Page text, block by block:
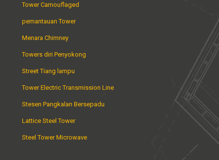
Tower Camouflaged
pemantauan Tower
Menara Chimney
Towers diri Penyokong
Street Tiang lampu
Tower Electric Transmission Line
Stesen Pangkalan Bersepadu
Lattice Steel Tower
Steel Tower Microwave